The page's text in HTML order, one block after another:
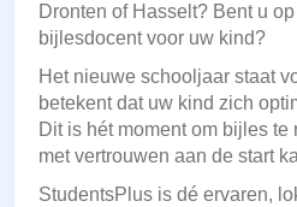
Dronten of Hasselt? Bent u
bijlesdocent voor uw kind?
Het nieuwe schooljaar staat
betekent dat uw kind zich
Dit is hét moment om bijles te
met vertrouwen aan de start
StudentsPlus is dé ervaren,